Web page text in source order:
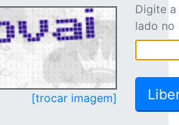
[trocar imagem]
Digite
lado no